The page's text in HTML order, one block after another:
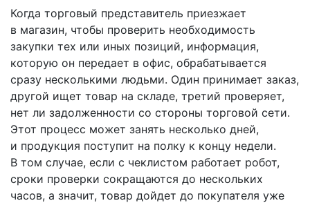
Когда торговый представитель приезжает
в магазин, чтобы проверить необходимость
закупки тех или иных позиций, информация,
которую он передает в офис, обрабатывается
сразу несколькими людьми. Один принимает заказ,
другой ищет товар на складе, третий проверяет,
нет ли задолженности со стороны торговой сети.
Этот процесс может занять несколько дней,
и продукция поступит на полку к концу недели.
В том случае, если с чек­листом работает робот,
сроки проверки сокращаются до нескольких
часов, а значит, товар дойдет до покупателя уже